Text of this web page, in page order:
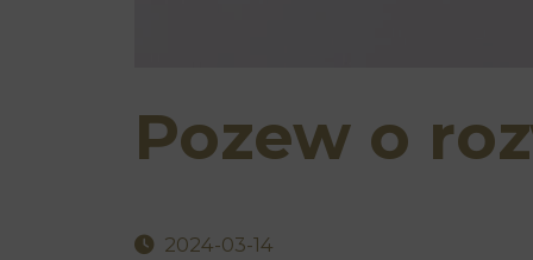
Pozew o
2024-03-14